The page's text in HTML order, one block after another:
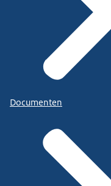
Documenten